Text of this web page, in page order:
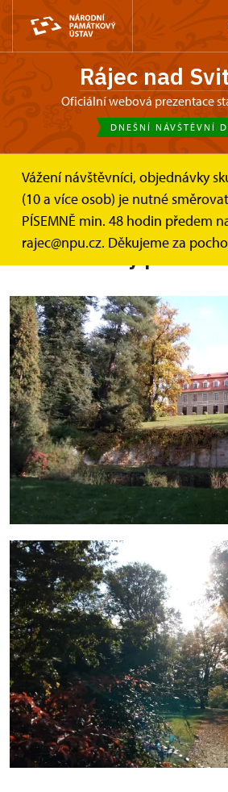
Rájec nad
Oficiální webová prezentace
DNEŠNÍ NÁVŠTĚVNÍ
Vážení návštěvníci, objednávky
(10 a více osob) je nutné
PÍSEMNĚ min. 48 hodin předem
rajec@npu.cz. Děkujeme za
Zámek Rájec nad Svitavou
Zámecké zahradnictví
a romantický park